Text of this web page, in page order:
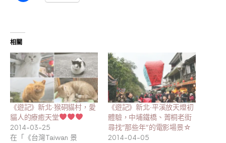
相關
《遊記》新北‧猴硐貓村，愛
貓人的療癒天堂
2014-03-25
在「《台灣Taiwan 景
《遊記》新北‧平溪放天燈初
體驗，中埔鐵橋、菁桐老街
尋找”那些年”的電影場景☆
2014-04-05